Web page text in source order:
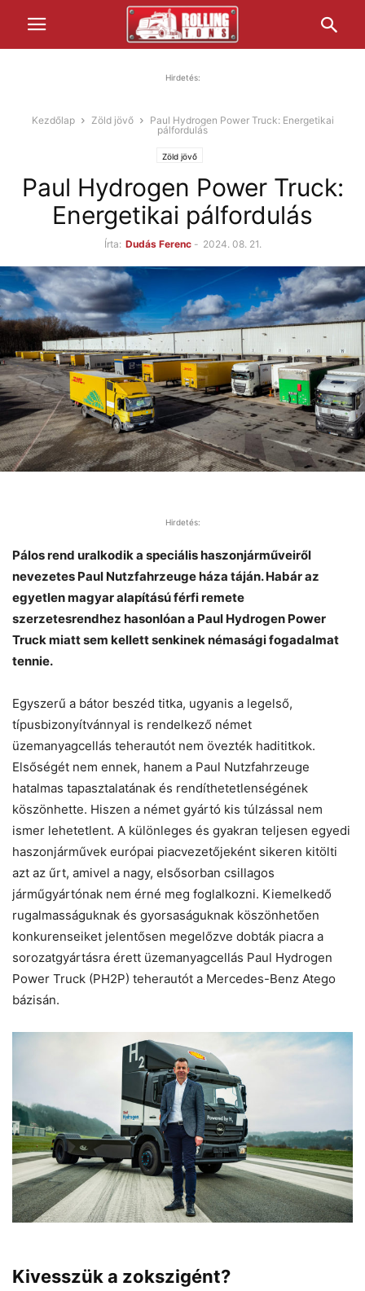
Hirdetés:
Kezdőlap Zöld jövő
Paul Hydrogen Power Truck: Energetikai
pálfordulás
Zöld jövő
Paul Hydrogen Power Truck:
Energetikai pálfordulás
Írta: Dudás Ferenc - 2024. 08. 21.
Hirdetés:
Pálos rend uralkodik a speciális haszonjárműveiről
nevezetes Paul Nutzfahrzeuge háza táján. Habár az
egyetlen magyar alapítású férfi remete
szerzetesrendhez hasonlóan a Paul Hydrogen Power
Truck miatt sem kellett senkinek némasági fogadalmat
tennie.
Egyszerű a bátor beszéd titka, ugyanis a legelső,
típusbizonyítvánnyal is rendelkező német
üzemanyagcellás teherautót nem övezték hadititkok.
Elsőségét nem ennek, hanem a Paul Nutzfahrzeuge
hatalmas tapasztalatának és rendíthetetlenségének
köszönhette. Hiszen a német gyártó kis túlzással nem
ismer lehetetlent. A különleges és gyakran teljesen egyedi
haszonjárművek európai piacvezetőjeként sikeren kitölti
azt az űrt, amivel a nagy, elsősorban csillagos
járműgyártónak nem érné meg foglalkozni. Kiemelkedő
rugalmasságuknak és gyorsaságuknak köszönhetően
konkurenseiket jelentősen megelőzve dobták piacra a
sorozatgyártásra érett üzemanyagcellás Paul Hydrogen
Power Truck (PH2P) teherautót a Mercedes-Benz Atego
bázisán.
Kivesszük a zokszigént?